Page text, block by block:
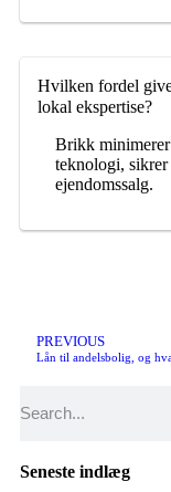
Hvilken fordel
lokal ekspertise?
Brikk
teknologi,
ejendomssalg.
PREVIOUS
Seneste indlæg